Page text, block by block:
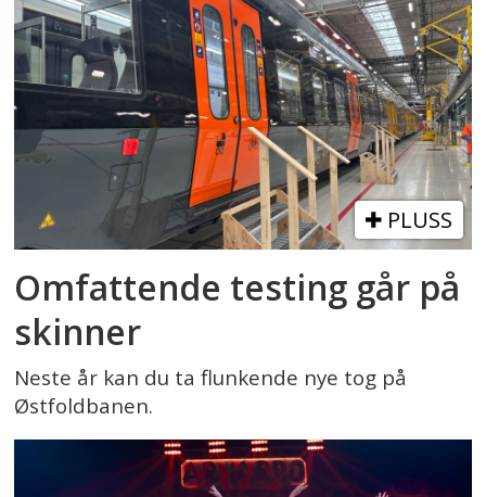
PLUSS
Omfattende testing går på
skinner
Neste år kan du ta flunkende nye tog på
Østfoldbanen.